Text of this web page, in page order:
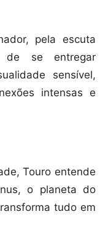
pela escuta
de se entregar
sensível,
intensas e
Touro entende
o planeta do
tudo em